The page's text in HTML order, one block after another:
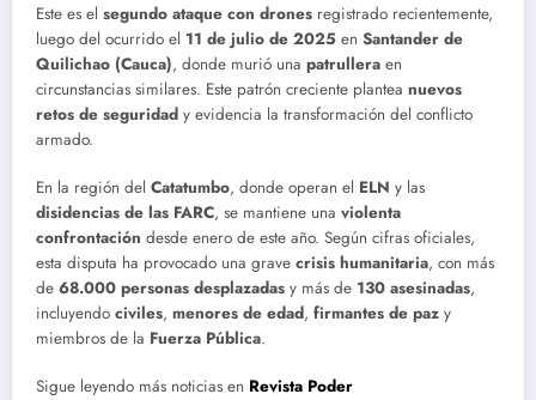
Este es el segundo ataque con drones registrado recientemente,
luego del ocurrido el 11 de julio de 2025 en Santander de
Quilichao (Cauca), donde murió una patrullera en
circunstancias similares. Este patrón creciente plantea nuevos
retos de seguridad y evidencia la transformación del conflicto
armado.
En la región del Catatumbo, donde operan el ELN y las
disidencias de las FARC, se mantiene una violenta
confrontación desde enero de este año. Según cifras oficiales,
esta disputa ha provocado una grave crisis humanitaria, con más
de 68.000 personas desplazadas y más de 130 asesinadas,
incluyendo civiles, menores de edad, firmantes de paz y
miembros de la Fuerza Pública.
Sigue leyendo más noticias en Revista Poder